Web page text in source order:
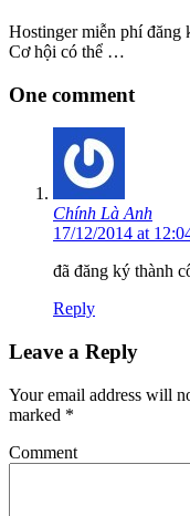
Hostinger miễn phí
Cơ hội có thể …
One comment
Chính Là Anh
17/12/2014 at
đã đăng ký thành
Reply
Leave a Reply
Your email address will
marked *
Comment